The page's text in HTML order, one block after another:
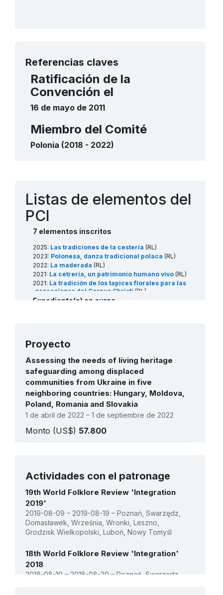
Referencias claves
Ratificación de la
Convención el
16 de mayo de 2011
Miembro del Comité
Polonia (2018 - 2022)
Listas de elementos del
PCI
7 elementos inscritos
2025: Las tradiciones de la cestería (RL)
2023: Polonesa, danza tradicional polaca (RL)
2022: La maderada (RL)
2021: La cetrería, un patrimonio humano vivo (RL)
2021: La tradición de los tapices florales para las
procesiones del Corpus Christi (RL)
2020:Apicultura tradicional en los árboles
Expediente(s) en curso
2026:Saint Barbara's celebrations and traditions of
miners
2026:Christmas Eve celebration in Lithuania, Poland
and Ukraine (RL)
2026:Transhumance, the seasonal droving of
Proyecto
Assessing the needs of living heritage
safeguarding among displaced
communities from Ukraine in five
neighboring countries: Hungary, Moldova,
Poland, Romania and Slovakia
1 de abril de 2022 – 1 de septiembre de 2022
Monto (US$) 57.800
and sustainable Europe
Monto (US$)
Actividades con el patronage
19th World Folklore Review 'Integration
2019'
2019-08-09 – 2019-08-19 – Poznań, Swarzędz,
Domasławek, Września, Wronki, Leszno,
Grodzisk Wielkopolski, Luboń, Nowy Tomyśl
18th World Folklore Review 'Integration'
2018
2018-08-10 – 2018-08-20 – Poznań, Swarzędz,